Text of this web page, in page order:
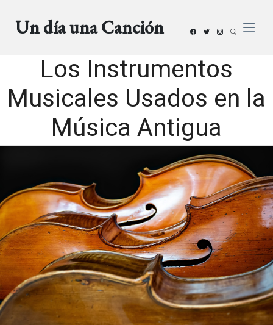
Un día una Canción
Los Instrumentos
Musicales Usados en la
Música Antigua